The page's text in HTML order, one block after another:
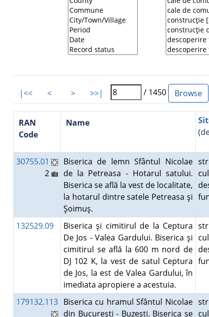
|<< < > >>| / 1450
RAN
Code
Name
30755.01
2
Biserica de lemn Sfântul Nicolae
de la Petreasa - Hotarul satului.
Biserica se află la vest de localitate,
la hotarul dintre satele Petreasa şi
Şoimuş.
132529.09
Biserica şi cimitirul de la Ceptura
De Jos - Valea Gardului. Biserica şi
cimitirul se află la 600 m nord de
DJ 102 K, la vest de satul Ceptura
de Jos, la est de Valea Gardului, în
imediata apropiere a acestuia.
179132.113 Biserica cu hramul Sfântul Nicolae
din Bucureşti - Buzeşti. Biserica se